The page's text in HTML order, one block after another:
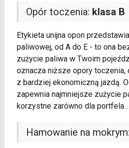
Opór toczenia: klasa B
Etykieta unijna opon
paliwowej, od A do E - to ona
zużycie paliwa w Twoim
oznacza niższe opory toczenia,
z bardziej ekonomiczną jazdą.
zapewnia najmniejsze zużycie
korzystne zarówno dla portfela...
Hamowanie na mokrym: